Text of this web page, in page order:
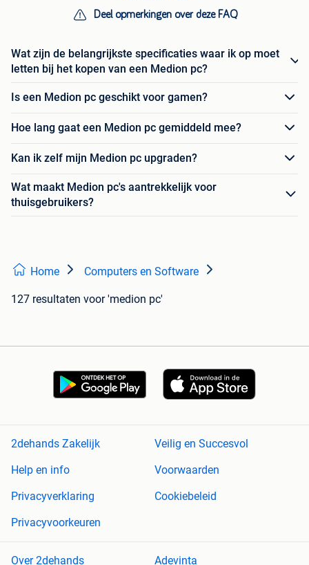
Deel opmerkingen over deze FAQ
Wat zijn de belangrijkste specificaties waar ik op moet
letten bij het kopen van een Medion pc?
Is een Medion pc geschikt voor gamen?
Hoe lang gaat een Medion pc gemiddeld mee?
Kan ik zelf mijn Medion pc upgraden?
Wat maakt Medion pc's aantrekkelijk voor
thuisgebruikers?
Home Computers en Software
127 resultaten voor 'medion pc'
2dehands Zakelijk
Veilig en Succesvol
Help en info
Voorwaarden
Privacyverklaring
Cookiebeleid
Privacyvoorkeuren
Over 2dehands Adevinta